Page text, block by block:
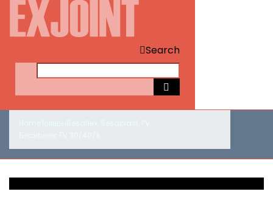
Search